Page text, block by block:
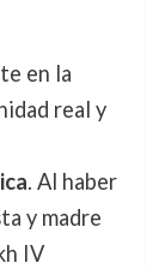
en la
real y
. Al haber
y madre
IV